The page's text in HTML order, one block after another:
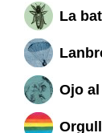
La
Ojo